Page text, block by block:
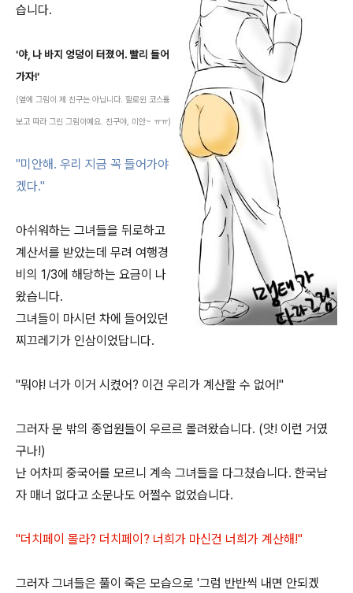
습니다.
'야, 나 바지 엉덩이 터졌어. 빨리 들어
가자!'
(옆에 그림이 제 친구는 아닙니다. 할로윈 코스튬
보고 따라 그린 그림이예요. 친구야, 미안~ ㅠㅠ)
"미안해. 우리 지금 꼭 들어가야
겠다."
아쉬워하는 그녀들을 뒤로하고
계산서를 받았는데 무려 여행경
비의 1/3에 해당하는 요금이 나
왔습니다.
그녀들이 마시던 차에 들어있던
찌끄레기가 인삼이었답니다.
"뭐야! 너가 이거 시켰어? 이건 우리가 계산할 수 없어!"
그러자 문 밖의 종업원들이 우르르 몰려왔습니다. (앗! 이런 거였
구나!)
난 어차피 중국어를 모르니 계속 그녀들을 다그쳤습니다. 한국남
자 매너 없다고 소문나도 어쩔수 없었습니다.
"더치페이 몰라? 더치페이? 너희가 마신건 너희가 계산해!"
그러자 그녀들은 풀이 죽은 모습으로 '그럼 반반씩 내면 안되겠